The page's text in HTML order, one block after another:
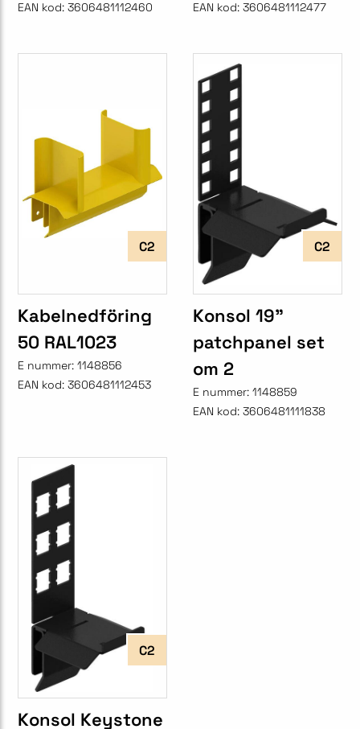
EAN kod: 3606481112460
EAN kod: 3606481112477
C2
Kabelnedföring
50 RAL1023
E nummer: 1148856
EAN kod: 3606481112453
C2
Konsol 19"
patchpanel set
om 2
E nummer: 1148859
EAN kod: 3606481111838
C2
Konsol Keystone